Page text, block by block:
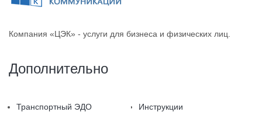
Компания «ЦЭК» - услуги для бизнеса и физических лиц.
Дополнительно
Транспортный ЭДО Инструкции